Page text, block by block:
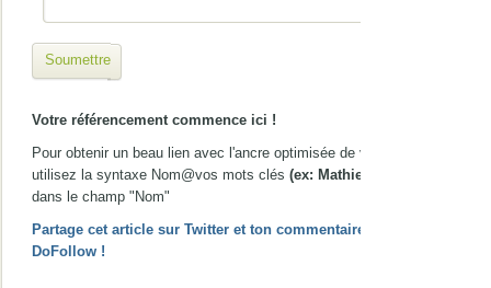
Soumettre
Votre référencement commence ici !
Pour obtenir un beau lien avec l'ancre optimisée de votre choix,
utilisez la syntaxe Nom@vos mots clés (ex: Mathieu@gîte Nice)
dans le champ "Nom"
Partage cet article sur Twitter et ton commentaire passera en
DoFollow !